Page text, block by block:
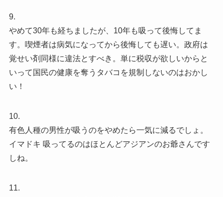
9.
やめて30年も経ちましたが、10年も吸って後悔してま
す。喫煙者は病気になってから後悔しても遅い。政府は
覚せい剤同様に違法とすべき。単に税収が欲しいからと
いって国民の健康を奪うタバコを規制しないのはおかし
い！
10.
有色人種の男性が吸うのをやめたら一気に減るでしょ。
イマドキ 吸ってるのはほとんどアジアンのお爺さんです
しね。
11.